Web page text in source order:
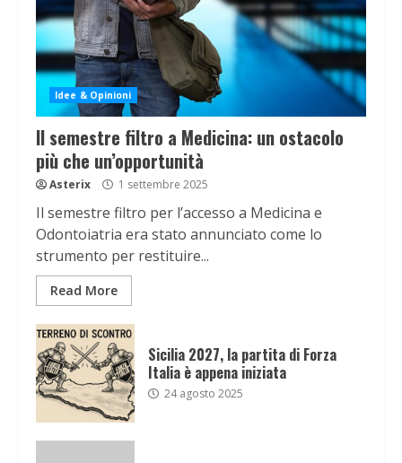
Idee & Opinioni
Il semestre filtro a Medicina: un ostacolo
più che un’opportunità
Asterix 1 settembre 2025
Il semestre filtro per l’accesso a Medicina e
Odontoiatria era stato annunciato come lo
strumento per restituire...
Read More
Sicilia 2027, la partita di Forza
Italia è appena iniziata
24 agosto 2025